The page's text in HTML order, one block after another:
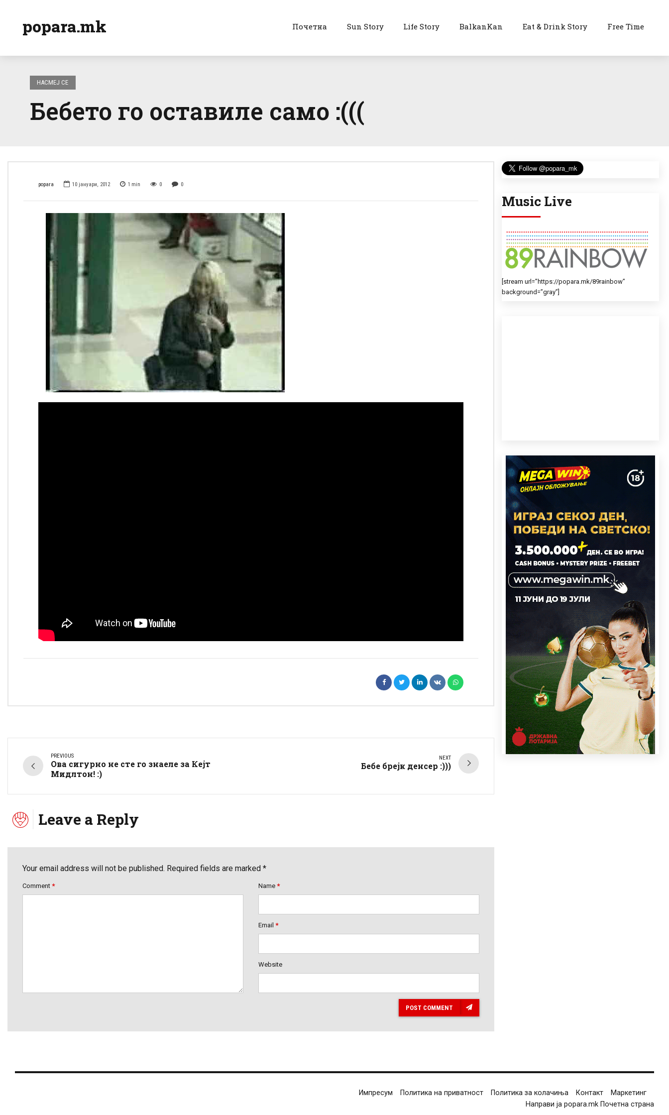
popara.mk Почетна Sun Story Life Story BalkanKan Eat & Drink Story Free Time
НАСМЕЈ СЕ
Бебето го оставиле само :(((
popara 10 јануари, 2012 1 min 0 0
PREVIOUS
Ова сигурно не сте го знаеле за Кејт
Мидлтон! :)
NEXT
Бебе брејк денсер :)))
Leave a Reply
Your email address will not be published. Required fields are marked *
Comment * Name *
Email *
Website
POST COMMENT
Music Live
[stream url=”https://popara.mk/89rainbow”
background=”gray”]
Импресум Политика на приватност Политика за колачиња Контакт
Маркетинг
Направи ја popara.mk Почетна страна